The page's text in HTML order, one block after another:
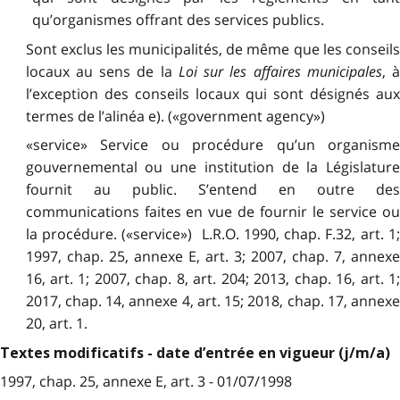
qu’organismes offrant des services publics.
Sont exclus les municipalités, de même que les conseils
locaux au sens de la Loi sur les affaires municipales, à
l’exception des conseils locaux qui sont désignés aux
termes de l’alinéa e). («government agency»)
«service» Service ou procédure qu’un organisme
gouvernemental ou une institution de la Législature
fournit au public. S’entend en outre des
communications faites en vue de fournir le service ou
la procédure. («service») L.R.O. 1990, chap. F.32, art. 1;
1997, chap. 25, annexe E, art. 3; 2007, chap. 7, annexe
16, art. 1; 2007, chap. 8, art. 204; 2013, chap. 16, art. 1;
2017, chap. 14, annexe 4, art. 15; 2018, chap. 17, annexe
20, art. 1.
Textes modificatifs - date d’entrée en vigueur (j/m/a)
1997, chap. 25, annexe E, art. 3 - 01/07/1998